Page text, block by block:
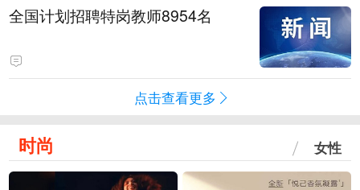
全国计划招聘特岗教师8954名
点击查看更多
时尚 女性